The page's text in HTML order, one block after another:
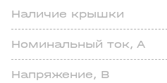
Наличие крышки
Номинальный ток, А
Напряжение, В